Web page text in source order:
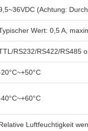
(Achtung:
Wert: 0,5 A,
RS232/RS422/RS485
Luftfeuchtigkeit